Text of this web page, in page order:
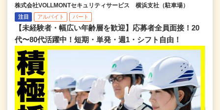
株式会社VOLLMONTセキュリティサービス 横浜支社（駐車場）
注目 アルバイト パート
【未経験者・幅広い年齢層を歓迎】応募者全員面接！20
代〜80代活躍中！短期・単発・週1・シフト自由！